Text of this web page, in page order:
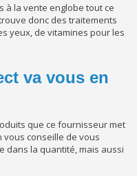
à la vente englobe tout ce
donc des traitements
yeux, de vitamines pour les
va vous en
que ce fournisseur met
vous conseille de vous
dans la quantité, mais aussi